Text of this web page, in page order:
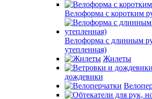
Велоформа с коротким
Велоформа с длинным
утепленная)
Жилеты
дождевики